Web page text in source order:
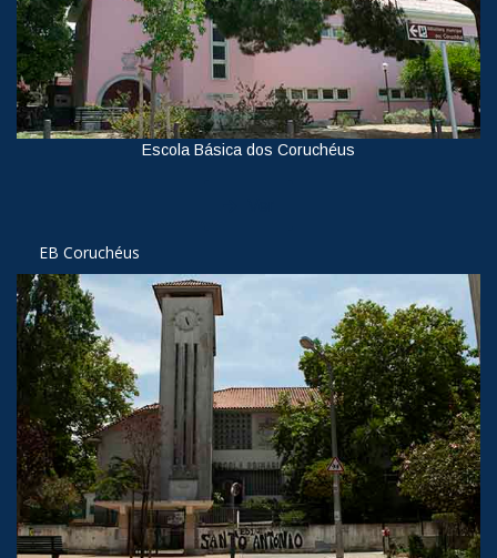
Escola Básica dos Coruchéus
EB Coruchéus